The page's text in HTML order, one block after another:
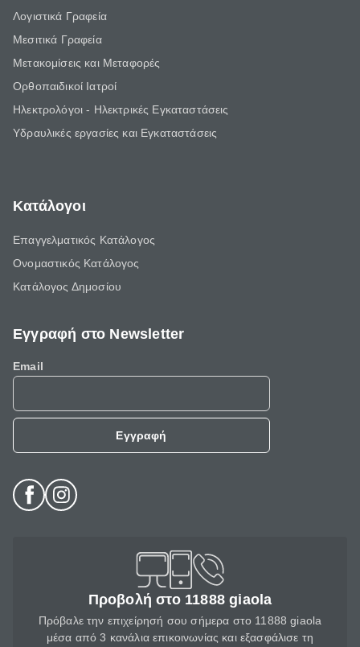
Λογιστικά Γραφεία
Μεσιτικά Γραφεία
Μετακομίσεις και Μεταφορές
Ορθοπαιδικοί Ιατροί
Ηλεκτρολόγοι - Ηλεκτρικές Εγκαταστάσεις
Υδραυλικές εργασίες και Εγκαταστάσεις
Κατάλογοι
Επαγγελματικός Κατάλογος
Ονομαστικός Κατάλογος
Κατάλογος Δημοσίου
Εγγραφή στο Newsletter
Email
Εγγραφή
Προβολή στο 11888 giaola
Πρόβαλε την επιχείρησή σου σήμερα στο 11888 giaola
μέσα από 3 κανάλια επικοινωνίας και εξασφάλισε τη